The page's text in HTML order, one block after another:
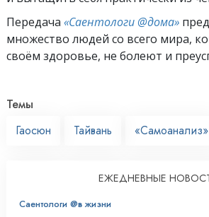
Передача «Саентологи @дома»
множество людей со всего мира,
своём здоровье, не болеют и
Темы
Гаосюн
Тайвань «Самоанализ»
ЕЖЕДНЕВНЫЕ
Саентологи @в жизни